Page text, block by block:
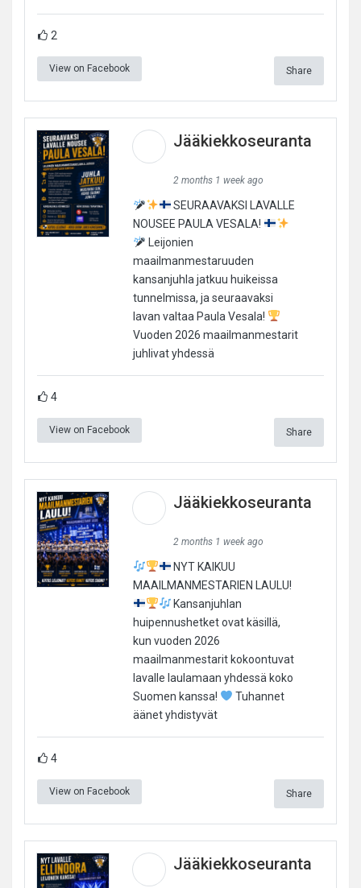
2
View on Facebook Share
Jääkiekkoseuranta
2 months 1 week ago
SEURAAVAKSI LAVALLE
NOUSEE PAULA VESALA!
Leijonien
maailmanmestaruuden
kansanjuhla jatkuu huikeissa
tunnelmissa, ja seuraavaksi
lavan valtaa Paula Vesala!
Vuoden 2026 maailmanmestarit
juhlivat yhdessä
4
View on Facebook Share
Jääkiekkoseuranta
2 months 1 week ago
NYT KAIKUU
MAAILMANMESTARIEN LAULU!
Kansanjuhlan
huipennushetket ovat käsillä,
kun vuoden 2026
maailmanmestarit kokoontuvat
lavalle laulamaan yhdessä koko
Suomen kanssa!
Tuhannet
äänet yhdistyvät
4
View on Facebook Share
Jääkiekkoseuranta